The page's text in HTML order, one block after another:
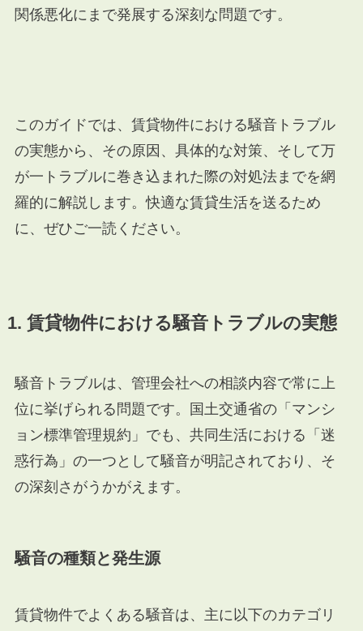
関係悪化にまで発展する深刻な問題です。
このガイドでは、賃貸物件における騒音トラブル
の実態から、その原因、具体的な対策、そして万
が一トラブルに巻き込まれた際の対処法までを網
羅的に解説します。快適な賃貸生活を送るため
に、ぜひご一読ください。
1. 賃貸物件における騒音トラブルの実態
騒音トラブルは、管理会社への相談内容で常に上
位に挙げられる問題です。国土交通省の「マンシ
ョン標準管理規約」でも、共同生活における「迷
惑行為」の一つとして騒音が明記されており、そ
の深刻さがうかがえます。
騒音の種類と発生源
賃貸物件でよくある騒音は、主に以下のカテゴリ